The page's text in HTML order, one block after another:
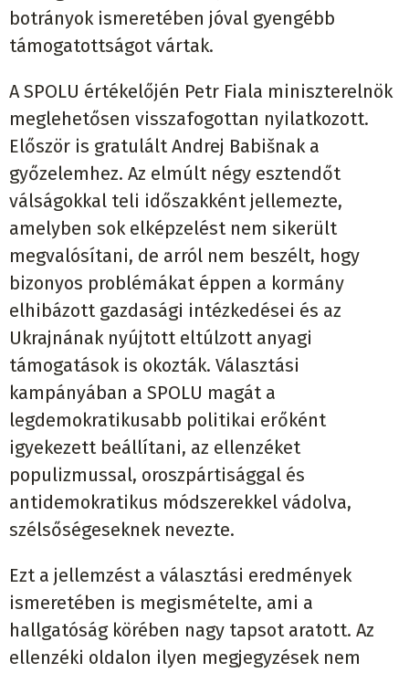
botrányok ismeretében jóval gyengébb
támogatottságot vártak.
A SPOLU értékelőjén Petr Fiala miniszterelnök
meglehetősen visszafogottan nyilatkozott.
Először is gratulált Andrej Babišnak a
győzelemhez. Az elmúlt négy esztendőt
válságokkal teli időszakként jellemezte,
amelyben sok elképzelést nem sikerült
megvalósítani, de arról nem beszélt, hogy
bizonyos problémákat éppen a kormány
elhibázott gazdasági intézkedései és az
Ukrajnának nyújtott eltúlzott anyagi
támogatások is okozták. Választási
kampányában a SPOLU magát a
legdemokratikusabb politikai erőként
igyekezett beállítani, az ellenzéket
populizmussal, oroszpártisággal és
antidemokratikus módszerekkel vádolva,
szélsőségeseknek nevezte.
Ezt a jellemzést a választási eredmények
ismeretében is megismételte, ami a
hallgatóság körében nagy tapsot aratott. Az
ellenzéki oldalon ilyen megjegyzések nem